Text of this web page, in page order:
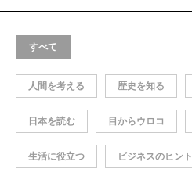
すべて
人間を考える 歴史を知る
日本を読む 目からウロコ
生活に役立つ ビジネスのヒント